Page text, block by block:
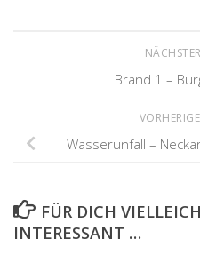
Brand 1 –
Wasserunfall –
FÜR DICH
INTERESSANT …